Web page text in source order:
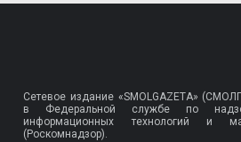
Сетевое издание «SMOLGAZETA»
в Федеральной службе по
информационных технологий и
(Роскомнадзор).